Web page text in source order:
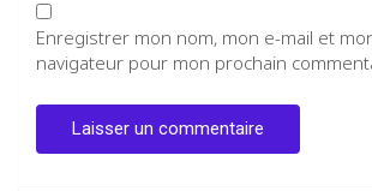
Enregistrer mon nom, mon e-mail et
navigateur pour mon prochain